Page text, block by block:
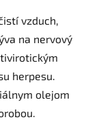
vzduch,
na nervový
herpesu.
olejom